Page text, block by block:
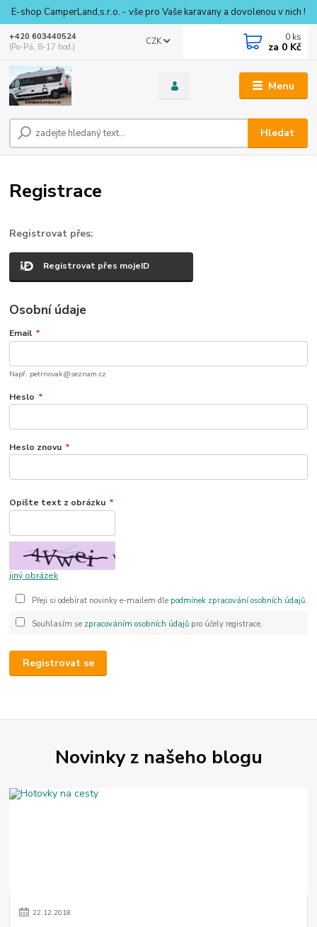
E-shop CamperLand,s.r.o. - vše pro Vaše karavany a dovolenou v nich !
Menu
CZK
Hledat
+420 603440524
(Po-Pá, 8-17 hod.)
0 ks
za 0 Kč
Registrace
Registrovat přes:
Registrovat přes mojeID
Osobní údaje
Email *
Např. petrnovak@seznam.cz
Heslo *
Heslo znovu *
Opište text z obrázku *
jiný obrázek
Přeji si odebírat novinky e-mailem dle podmínek zpracování osobních údajů.
Souhlasím se zpracováním osobních údajůpro účely registrace.
Registrovat se
Novinky z našeho blogu
22.12.2018